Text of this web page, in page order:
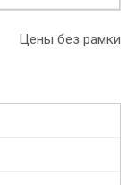
Цены без рамки